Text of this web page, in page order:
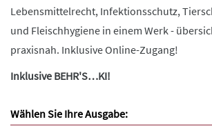
Lebensmittelrecht, Infektionsschutz,
und Fleischhygiene in einem Werk -
praxisnah. Inklusive Online-Zugang!
Inklusive BEHR'S…KI!
Wählen Sie Ihre Ausgabe: